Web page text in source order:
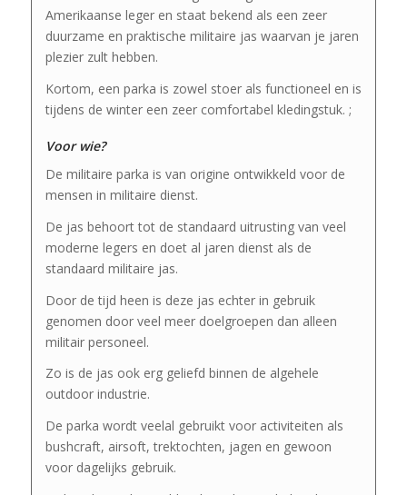
Amerikaanse leger en staat bekend als een zeer
duurzame en praktische militaire jas waarvan je jaren
plezier zult hebben.
Kortom, een parka is zowel stoer als functioneel en is
tijdens de winter een zeer comfortabel kledingstuk. ;
Voor wie?
De militaire parka is van origine ontwikkeld voor de
mensen in militaire dienst.
De jas behoort tot de standaard uitrusting van veel
moderne legers en doet al jaren dienst als de
standaard militaire jas.
Door de tijd heen is deze jas echter in gebruik
genomen door veel meer doelgroepen dan alleen
militair personeel.
Zo is de jas ook erg geliefd binnen de algehele
outdoor industrie.
De parka wordt veelal gebruikt voor activiteiten als
bushcraft, airsoft, trektochten, jagen en gewoon
voor dagelijks gebruik.